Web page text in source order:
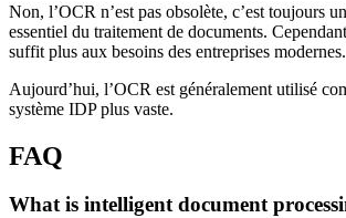
Non, l’OCR n’est pas obsolète, c’est toujours
essentiel du traitement de documents.
suffit plus aux besoins des entreprises modernes.
Aujourd’hui, l’OCR est généralement utilisé
système IDP plus vaste.
FAQ
What is intelligent document